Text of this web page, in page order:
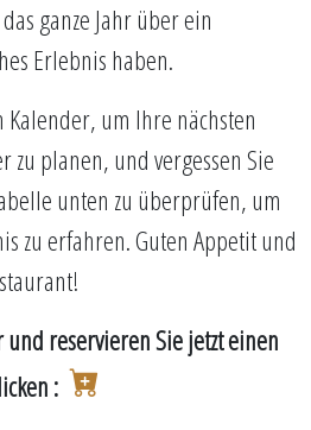
ganze Jahr über ein
Erlebnis haben.
um Ihre nächsten
zu planen, und vergessen Sie
unten zu überprüfen, um
zu erfahren. Guten Appetit und
reservieren Sie jetzt einen
: